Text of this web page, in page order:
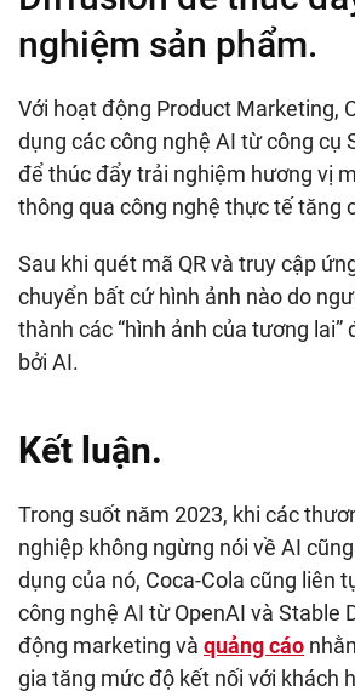
nghiệm sản phẩm.
Với hoạt động Product Marketing,
dụng các công nghệ AI từ công cụ
để thúc đẩy trải nghiệm hương vị
thông qua công nghệ thực tế tăng
Sau khi quét mã QR và truy cập
chuyển bất cứ hình ảnh nào do
thành các “hình ảnh của tương
bởi AI.
Kết luận.
Trong suốt năm 2023, khi các
nghiệp không ngừng nói về AI
dụng của nó, Coca-Cola cũng liên
công nghệ AI từ OpenAI và Stable
động marketing và quảng cáo
gia tăng mức độ kết nối với khách